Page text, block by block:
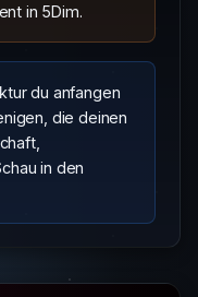
in 5Dim.
du anfangen
die deinen
in den